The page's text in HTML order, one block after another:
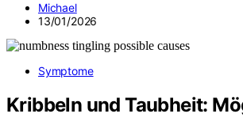
Michael
13/01/2026
Symptome
Kribbeln und Taubheit: